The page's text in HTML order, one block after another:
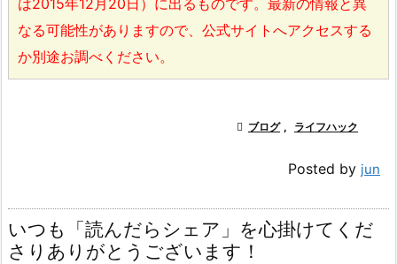
は2015年12月20日）に出るものです。最新の情報と異
なる可能性がありますので、公式サイトへアクセスする
か別途お調べください。
 ブログ , ライフハック
Posted by jun
いつも「読んだらシェア」を心掛けてくだ
さりありがとうございます！